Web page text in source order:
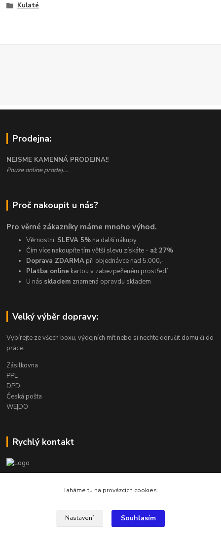
Kulaté
Prodejna:
NEJSME KAMENNÁ PRODEJNA!!
Pouze online prodej....
Proč nakoupit u nás?
Pro věrné zákazníky máme mnoho výhod.
Věrnostní SLEVA 5% na další nákupy
Čím více nakoupíte tím větší slevu získáte - až 27%
Doprava ZDARMA při objednávce nad 5.000,-
Platba online kartou v zabezpečeném prostředí
U nás skladem znamená opravdu skladem
Velký výběr dopravy:
Vybírejte ze všech boxu, výdejních mít nebo si nechte doručit domu či do
práce.
Zásilkovna
PPL
DPD
Česká pošta
WE|DO
Rychlý kontakt
info@armygalanterie.czTaháme tu na provázcích cookies.
Nastavení Souhlasím